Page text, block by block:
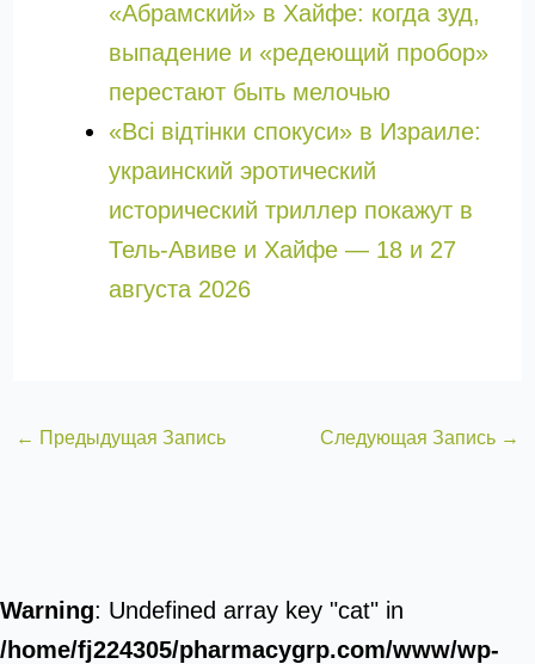
«Абрaмский» в Хайфе: когда зуд,
выпадение и «редеющий пробор»
перестают быть мелочью
«Всі відтінки спокуси» в Израиле:
украинский эротический
исторический триллер покажут в
Тель-Авиве и Хайфе — 18 и 27
августа 2026
← Предыдущая Запись Следующая Запись →
Warning: Undefined array key "cat" in
/home/fj224305/pharmacygrp.com/www/wp-